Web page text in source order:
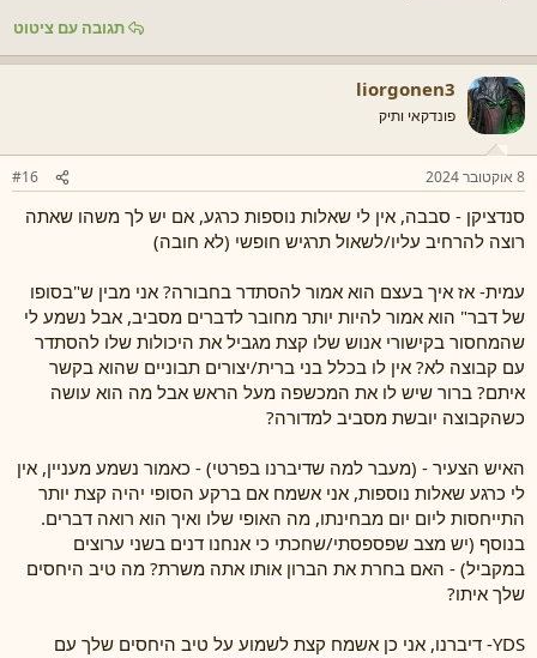
תגובה עם ציטוט
liorgonen3
פונדקאי ותיק
8 אוקטובר 2024 #16
סנדציקן - סבבה, אין לי שאלות נוספות כרגע, אם יש לך משהו שאתה
רוצה להרחיב עליו/לשאול תרגיש חופשי (לא חובה)
עמית- אז איך בעצם הוא אמור להסתדר בחבורה? אני מבין ש"בסופו
של דבר" הוא אמור להיות יותר מחובר לדברים מסביב, אבל נשמע לי
שהמחסור בקישורי אנוש שלו קצת מגביל את היכולות שלו להסתדר
עם קבוצה לא? אין לו בכלל בני ברית/יצורים תבוניים שהוא בקשר
איתם? ברור שיש לו את המכשפה מעל הראש אבל מה הוא עושה
כשהקבוצה יובשת מסביב למדורה?
האיש הצעיר - (מעבר למה שדיברנו בפרטי) - כאמור נשמע מעניין, אין
לי כרגע שאלות נוספות, אני אשמח אם ברקע הסופי יהיה קצת יותר
התייחסות ליום יום מבחינתו, מה האופי שלו ואיך הוא רואה דברים.
בנוסף (יש מצב שפספסתי/שחכתי כי אנחנו דנים בשני ערוצים
במקביל) - האם בחרת את הברון אותו אתה משרת? מה טיב היחסים
שלך איתו?
YDS- דיברנו, אני כן אשמח קצת לשמוע על טיב היחסים שלך עם